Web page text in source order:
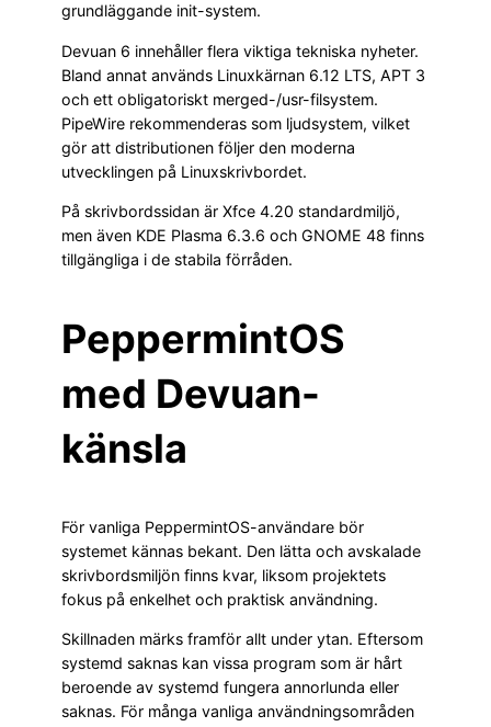
grundläggande init-system.
Devuan 6 innehåller flera viktiga tekniska nyheter.
Bland annat används Linuxkärnan 6.12 LTS, APT 3
och ett obligatoriskt merged-/usr-filsystem.
PipeWire rekommenderas som ljudsystem, vilket
gör att distributionen följer den moderna
utvecklingen på Linuxskrivbordet.
På skrivbordssidan är Xfce 4.20 standardmiljö,
men även KDE Plasma 6.3.6 och GNOME 48 finns
tillgängliga i de stabila förråden.
PeppermintOS
med Devuan-
känsla
För vanliga PeppermintOS-användare bör
systemet kännas bekant. Den lätta och avskalade
skrivbordsmiljön finns kvar, liksom projektets
fokus på enkelhet och praktisk användning.
Skillnaden märks framför allt under ytan. Eftersom
systemd saknas kan vissa program som är hårt
beroende av systemd fungera annorlunda eller
saknas. För många vanliga användningsområden